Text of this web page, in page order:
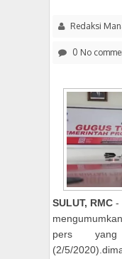
Redaksi
0 No
SULUT, RMC -
pers
(2/5/